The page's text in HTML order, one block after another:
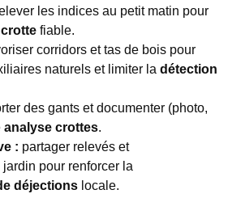
les indices au petit matin pour
fiable.
corridors et tas de bois pour
naturels et limiter la détection
des gants et documenter (photo,
analyse crottes.
: partager relevés et
pour renforcer la
déjections locale.